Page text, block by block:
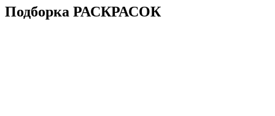
Подборка РАСКРАСОК